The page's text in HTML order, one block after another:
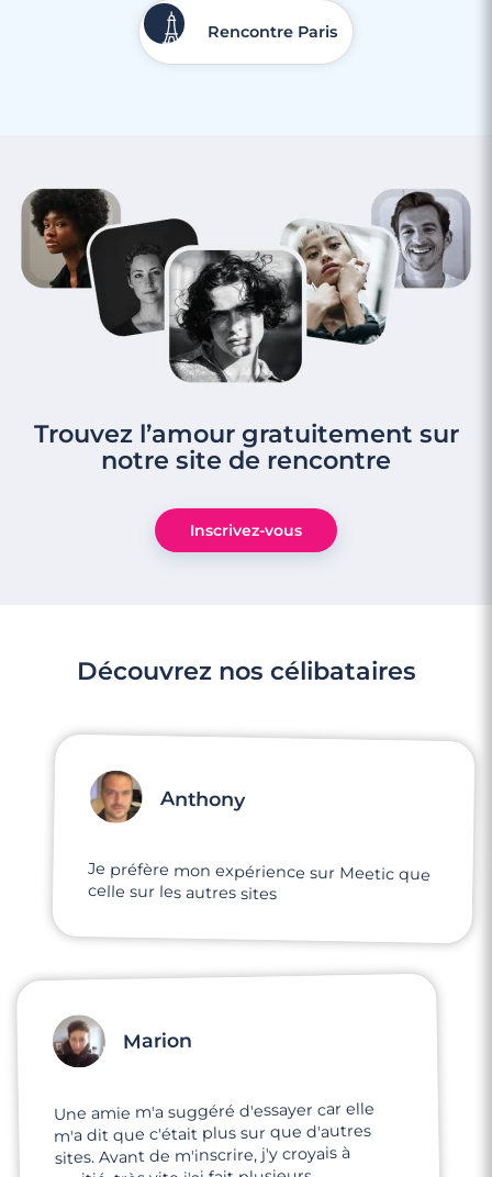
Rencontre Paris
Trouvez l’amour gratuitement sur
notre site de rencontre
Inscrivez-vous
Découvrez nos célibataires
Anthony
Je préfère mon expérience sur Meetic que
celle sur les autres sites
Marion
Une amie m'a suggéré d'essayer car elle
m'a dit que c'était plus sur que d'autres
sites. Avant de m'inscrire, j'y croyais à